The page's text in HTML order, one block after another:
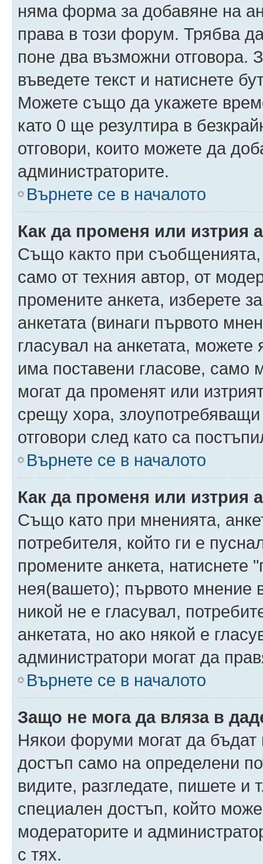
няма форма за добавяне на
права в този форум. Трябва
поне два възможни отговора.
въведете текст и натиснете
Можете също да укажете
като 0 ще резултира в
отговори, които можете да
администраторите.
Върнете се в началото
Как да променя или изтрия
Също както при съобщенията,
само от техния автор, от
промените анкета, изберете
анкетата (винаги първото
гласувал на анкетата,
има поставени гласове, само
могат да променят или
срещу хора,
отговори след като са
Върнете се в началото
Как да променя или изтрия
Също като при мненията,
потребителя, който ги е
промените анкета, натиснете
нея(вашето); първото мнение
никой не е гласувал,
анкетата, но ако някой е
администратори могат да
Върнете се в началото
Защо не мога да вляза в
Някои форуми могат да бъдат
достъп само на определени
видите, разгледате, пишете
специален достъп, който
модераторите и
с тях.